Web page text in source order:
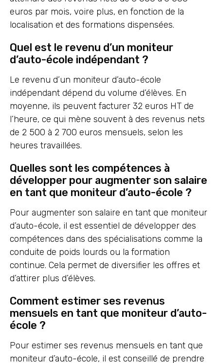
euros par mois, voire plus, en fonction de la
localisation et des formations dispensées.
Quel est le revenu d’un moniteur
d’auto-école indépendant ?
Le revenu d’un moniteur d’auto-école
indépendant dépend du volume d’élèves. En
moyenne, ils peuvent facturer 32 euros HT de
l’heure, ce qui mène souvent à des revenus nets
de 2 500 à 2 700 euros mensuels, selon les
heures travaillées.
Quelles sont les compétences à
développer pour augmenter son salaire
en tant que moniteur d’auto-école ?
Pour augmenter son salaire en tant que moniteur
d’auto-école, il est essentiel de développer des
compétences dans des spécialisations comme la
conduite de poids lourds ou la formation
continue. Cela permet de diversifier les offres et
d’attirer plus d’élèves.
Comment estimer ses revenus
mensuels en tant que moniteur d’auto-
école ?
Pour estimer ses revenus mensuels en tant que
moniteur d’auto-école, il est conseillé de prendre